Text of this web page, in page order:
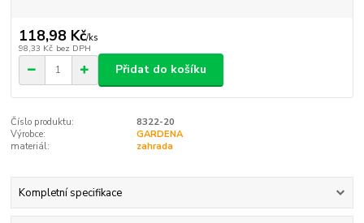
118,98 Kč/ks
98,33 Kč bez DPH
Přidat do košíku
Číslo produktu:
8322-20
Výrobce:
GARDENA
materiál:
zahrada
Kompletní specifikace